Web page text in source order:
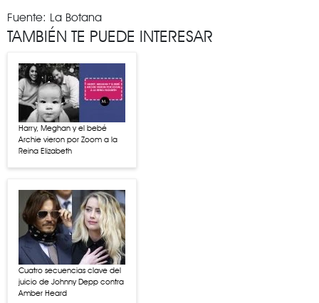
Fuente: La Botana
TAMBIÉN TE PUEDE INTERESAR
Harry, Meghan y el bebé
Archie vieron por Zoom a la
Reina Elizabeth
Cuatro secuencias clave del
juicio de Johnny Depp contra
Amber Heard